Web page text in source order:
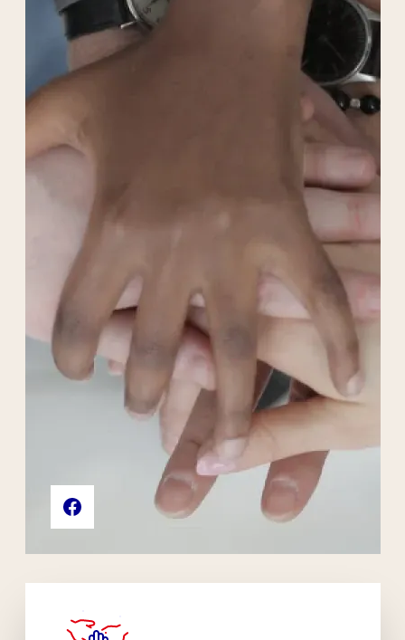
Liens externes de l'association
Page Facebook de l'association